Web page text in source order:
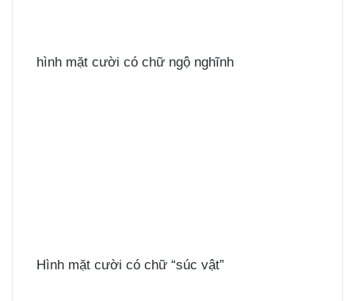
hình mặt cười có chữ ngộ nghĩnh
Hình mặt cười có chữ “súc vật”